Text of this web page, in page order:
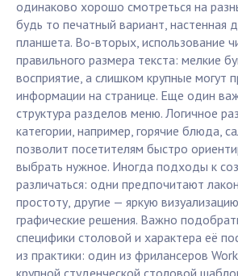
одинаково хорошо смотреться на
будь то печатный вариант, настенная
планшета. Во-вторых, использование
правильного размера текста: мелкие
восприятие, а слишком крупные могут
информации на странице. Еще один
структура разделов меню. Логичное
категории, например, горячие блюда,
позволит посетителям быстро
выбрать нужное. Иногда подходы к
различаться: одни предпочитают
простоту, другие — яркую
графические решения. Важно
специфики столовой и характера её
из практики: один из фрилансеров